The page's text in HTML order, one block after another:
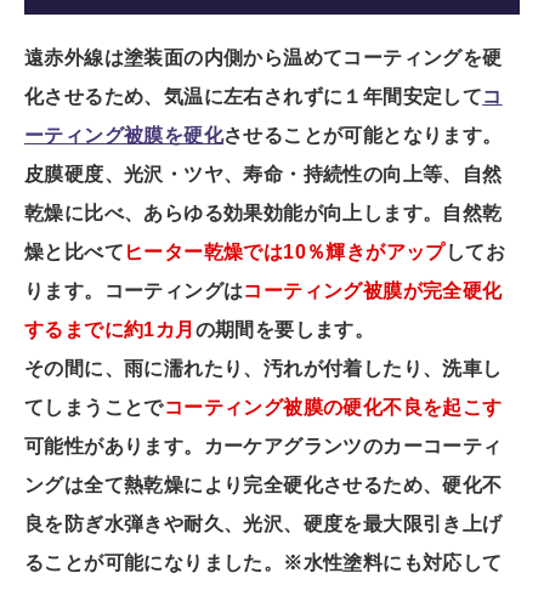
遠赤外線は塗装面の内側から温めてコーティングを硬
化させるため、気温に左右されずに１年間安定してコ
ーティング被膜を硬化させることが可能となります。
皮膜硬度、光沢・ツヤ、寿命・持続性の向上等、自然
乾燥に比べ、あらゆる効果効能が向上します。自然乾
燥と比べて ヒーター乾燥では10％輝きがアップしてお
ります。
コーティングはコーティング被膜が完全硬化
するまでに約1カ月 の期間を要します。
その間に、雨に濡れたり、汚れが付着したり、洗車し
てしまうことでコーティング被膜の硬化不良を起こす
可能性があります。
カーケアグランツのカーコーティ
ングは全て熱乾燥により完全硬化させるため、硬化不
良を防ぎ水弾きや耐久、光沢、硬度を最大限引き上げ
ることが可能になりました。※水性塗料にも対応して